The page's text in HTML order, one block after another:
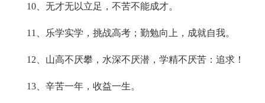
10、无才无以立足，不苦不能成才。
11、乐学实学，挑战高考；勤勉向上，成就自我。
12、山高不厌攀，水深不厌潜，学精不厌苦：追求！
13、辛苦一年，收益一生。